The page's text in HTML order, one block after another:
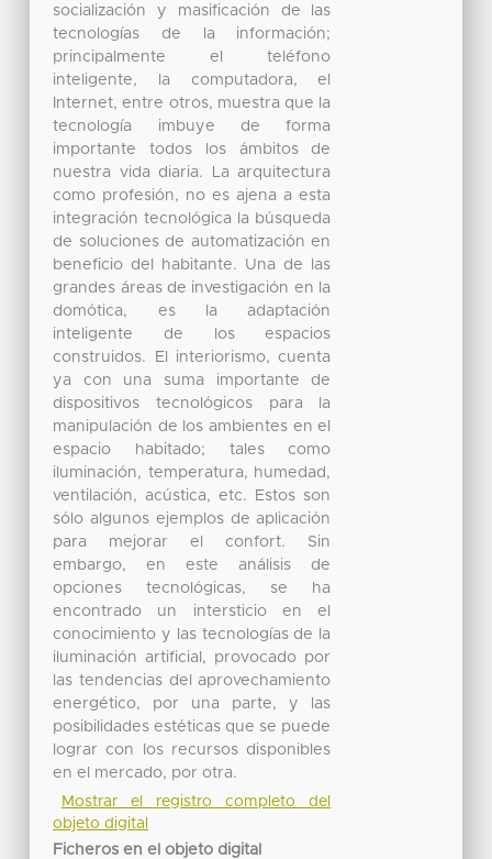
socialización y masificación de las
tecnologías de la información;
principalmente el teléfono
inteligente, la computadora, el
Internet, entre otros, muestra que la
tecnología imbuye de forma
importante todos los ámbitos de
nuestra vida diaria. La arquitectura
como profesión, no es ajena a esta
integración tecnológica la búsqueda
de soluciones de automatización en
beneficio del habitante. Una de las
grandes áreas de investigación en la
domótica, es la adaptación
inteligente de los espacios
construidos. El interiorismo, cuenta
ya con una suma importante de
dispositivos tecnológicos para la
manipulación de los ambientes en el
espacio habitado; tales como
iluminación, temperatura, humedad,
ventilación, acústica, etc. Estos son
sólo algunos ejemplos de aplicación
para mejorar el confort. Sin
embargo, en este análisis de
opciones tecnológicas, se ha
encontrado un intersticio en el
conocimiento y las tecnologías de la
iluminación artificial, provocado por
las tendencias del aprovechamiento
energético, por una parte, y las
posibilidades estéticas que se puede
lograr con los recursos disponibles
en el mercado, por otra.
Mostrar el registro completo del
objeto digital
Ficheros en el objeto digital